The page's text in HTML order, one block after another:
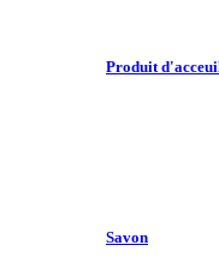
Produit
Savon